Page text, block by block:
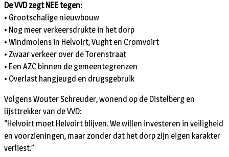
De VVD zegt NEE tegen:
• Grootschalige nieuwbouw
• Nog meer verkeersdrukte in het dorp
• Windmolens in Helvoirt, Vught en Cromvoirt
• Zwaar verkeer over de Torenstraat
• Een AZC binnen de gemeentegrenzen
• Overlast hangjeugd en drugsgebruik
Volgens Wouter Schreuder, wonend op de Distelberg en
lijsttrekker van de VVD:
“Helvoirt moet Helvoirt blijven. We willen investeren in veiligheid
en voorzieningen, maar zonder dat het dorp zijn eigen karakter
verliest.”